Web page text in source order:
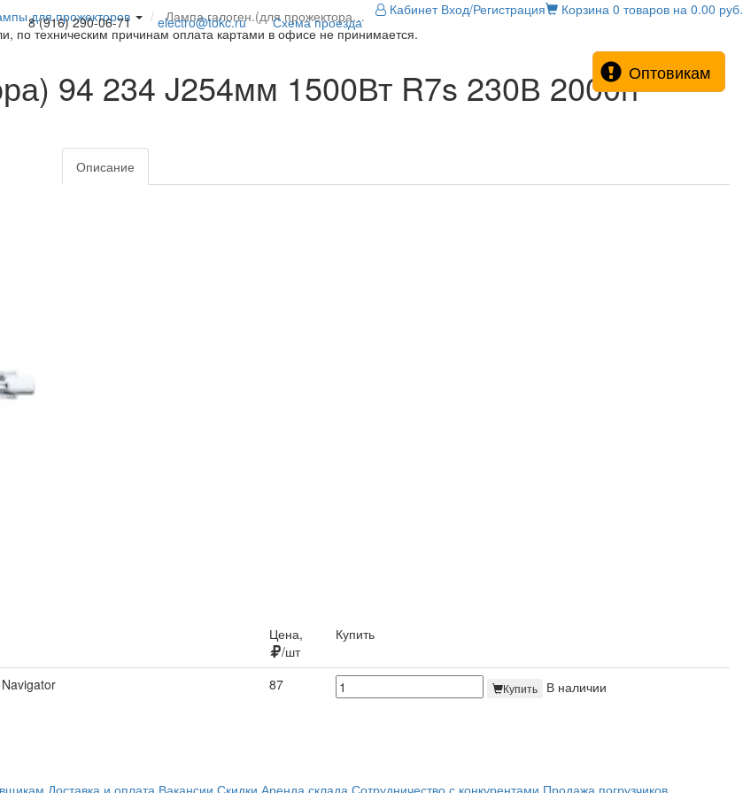
8 (916) 290-06-71 electro@tokc.ru Схема проезда
Кабинет Вход/Регистрация Корзина 0 товаров на 0.00 руб.
для прожекторов
Лампа галоген.(для прожектора…
по техническим причинам оплата картами в офисе не принимается.
Оптовикам
94 234 J254мм 1500Вт R7s 230В 2000h
Описание
Цена,
/шт
Купить
87 Купить В наличии
Доставка и оплата Вакансии Скидки Аренда склада Сотрудничество с конкурентами Продажа погрузчиков